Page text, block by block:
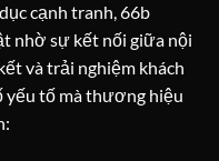
cạnh tranh, 66b
nhờ sự kết nối giữa nội
và trải nghiệm khách
yếu tố mà thương hiệu